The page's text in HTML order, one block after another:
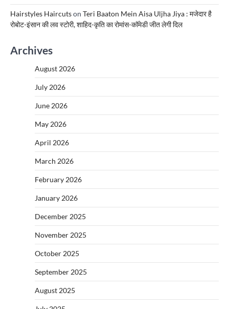
Hairstyles Haircutson Teri Baaton Mein Aisa Uljha Jiya : मजेदार है
रोबोट-इंसान की लव स्टोरी, शाहिद-कृति का रोमांस-कॉमेडी जीत लेगी दिल
Archives
August 2026
July 2026
June 2026
May 2026
April 2026
March 2026
February 2026
January 2026
December 2025
November 2025
October 2025
September 2025
August 2025